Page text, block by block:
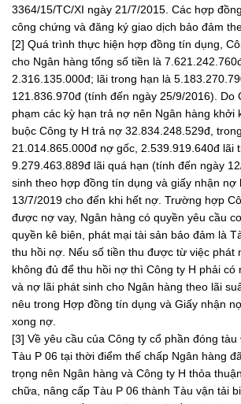
3364/15/TC/XI ngày 21/7/2015. Các hợp
công chứng và đăng ký giao dịch bảo đảm
[2] Quá trình thực hiện hợp đồng tín dụng,
cho Ngân hàng tổng số tiền là
2.316.135.000đ; lãi trong hạn là
121.836.970đ (tính đến ngày 25/9/2016). Do
phạm các kỳ hạn trả nợ nên Ngân hàng khởi
buộc Công ty H trả nợ 32.834.248.529đ,
21.014.865.000đ nợ gốc, 2.539.919.640đ lãi
9.279.463.889đ lãi quá hạn (tính đến ngày
sinh theo hợp đồng tín dụng và giấy nhận nợ
13/7/2019 cho đến khi hết nợ. Trường hợp
được nợ vay, Ngân hàng có quyền yêu cầu
quyền kê biên, phát mại tài sản bảo đảm là
thu hồi nợ. Nếu số tiền thu được từ việc phát
không đủ để thu hồi nợ thì Công ty H phải có
và nợ lãi phát sinh cho Ngân hàng theo lãi
nêu trong Hợp đồng tín dụng và Giấy nhận
xong nợ.
[3] Về yêu cầu của Công ty cổ phần đóng
Tàu P 06 tại thời điểm thế chấp Ngân hàng
trọng nên Ngân hàng và Công ty H thỏa
chữa, nâng cấp Tàu P 06 thành Tàu vận tải